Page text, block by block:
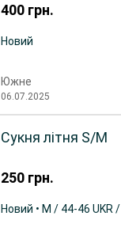
400 грн.
Новий
Южне
06.07.2025
250 грн.
Сукня літня S/M
Новий • M / 44-46 UKR